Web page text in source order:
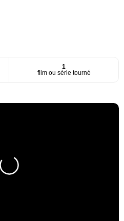
1
film ou série tourné